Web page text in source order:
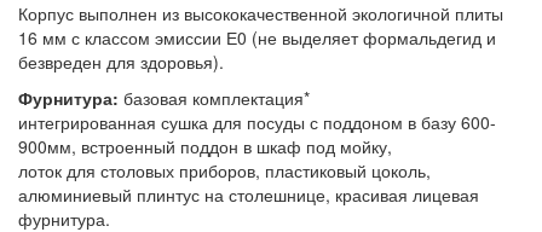
Корпус выполнен из высококачественной экологичной плиты
16 мм с классом эмиссии Е0 (не выделяет формальдегид и
безвреден для здоровья).
Фурнитура: базовая комплектация*
интегрированная сушка для посуды с поддоном в базу 600-
900мм, встроенный поддон в шкаф под мойку,
лоток для столовых приборов, пластиковый цоколь,
алюминиевый плинтус на столешнице, красивая лицевая
фурнитура.